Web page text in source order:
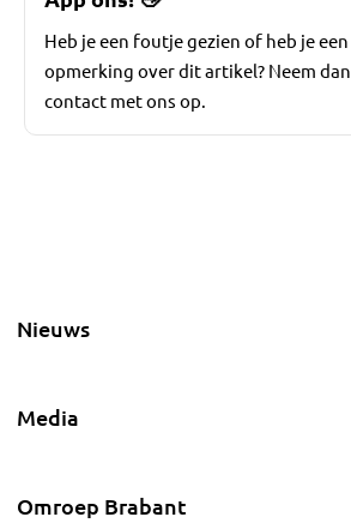
Heb je een foutje gezien of heb je een
opmerking over dit artikel? Neem dan
contact met ons op.
Nieuws
Media
Omroep Brabant